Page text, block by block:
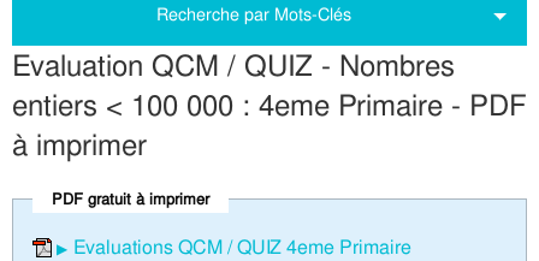
Recherche par Mots-Clés
Evaluation QCM / QUIZ - Nombres
entiers < 100 000 : 4eme Primaire - PDF
à imprimer
PDF gratuit à imprimer
Evaluations QCM / QUIZ 4eme Primaire